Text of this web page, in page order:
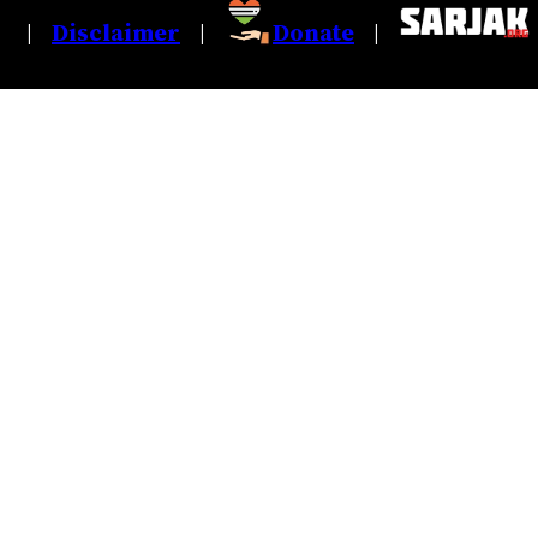
| Disclaimer | Donate |